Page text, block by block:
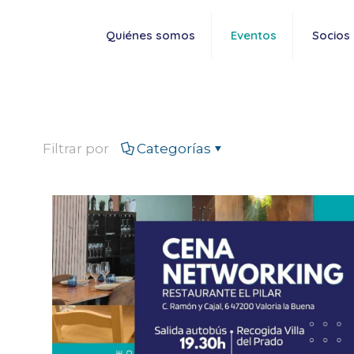
Quiénes somos Eventos Socios
Filtrar por Categorías